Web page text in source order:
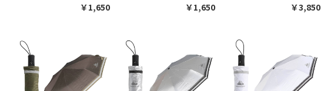
￥1,650 ￥1,650 ￥3,850